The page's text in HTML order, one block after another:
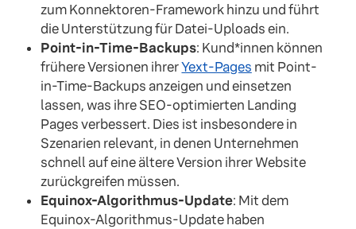
zum Konnektoren-Framework hinzu und führt
die Unterstützung für Datei-Uploads ein.
Point-in-Time-Backups: Kund*innen können
frühere Versionen ihrerYext-Pages mit Point-
in-Time-Backups anzeigen und einsetzen
lassen, was ihre SEO-optimierten Landing
Pages verbessert. Dies ist insbesondere in
Szenarien relevant, in denen Unternehmen
schnell auf eine ältere Version ihrer Website
zurückgreifen müssen.
Equinox-Algorithmus-Update: Mit dem
Equinox-Algorithmus-Update haben